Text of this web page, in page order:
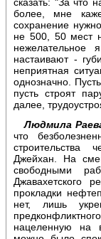
более, мне
сохранение
не 500, 50 мест
нежелательное
настаивают -
неприятная
однозначно.
пусть строят
далее,
Людмила
что
строительства
Джейхан. На
свободными
Джавахетского
прокладки
нет, лишь
нацеленную на